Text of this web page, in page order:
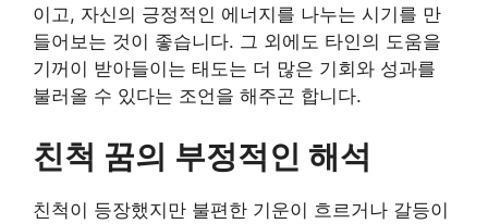
이고, 자신의 긍정적인 에너지를 나누는 시기를 만
들어보는 것이 좋습니다. 그 외에도 타인의 도움을
기꺼이 받아들이는 태도는 더 많은 기회와 성과를
불러올 수 있다는 조언을 해주곤 합니다.
친척 꿈의 부정적인 해석
친척이 등장했지만 불편한 기운이 흐르거나 갈등이